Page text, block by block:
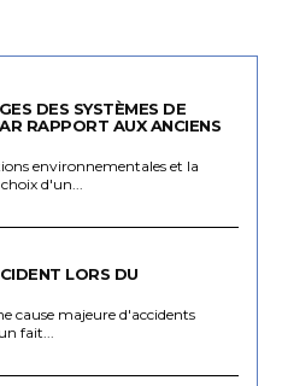
DES SYSTÈMES DE
RAPPORT AUX ANCIENS
environnementales et la
d'un...
LORS DU
cause majeure d'accidents
fait...